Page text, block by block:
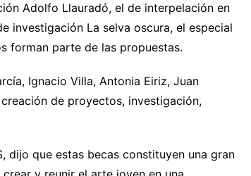
Adolfo Llauradó, el de interpelación en
investigación La selva oscura, el especial
forman parte de las propuestas.
Ignacio Villa, Antonia Eiriz, Juan
de proyectos, investigación,
dijo que estas becas constituyen una gran